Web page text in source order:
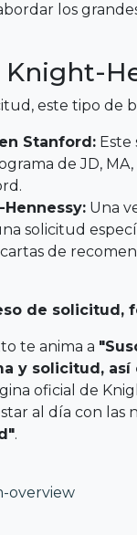
los
Knight-
este tipo de
Stanford:Este
de JD, MA,
Una
solicitud
de
de solicitud,
te anima a
y solicitud,
oficial de
al día con las
.
overview